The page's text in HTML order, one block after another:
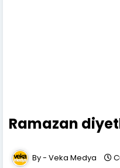
Ramazan
Veka Medya